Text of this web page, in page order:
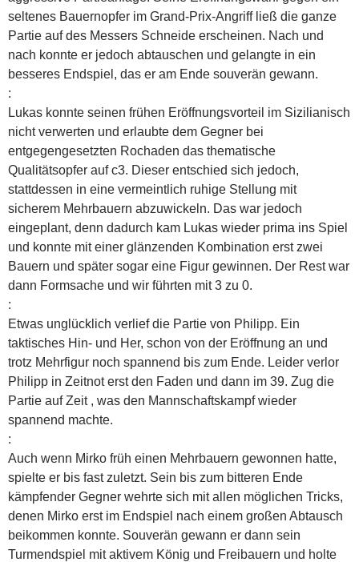
seltenes Bauernopfer im Grand-Prix-Angriff ließ die ganze
Partie auf des Messers Schneide erscheinen. Nach und
nach konnte er jedoch abtauschen und gelangte in ein
besseres Endspiel, das er am Ende souverän gewann.
:
Lukas konnte seinen frühen Eröffnungsvorteil im Sizilianisch
nicht verwerten und erlaubte dem Gegner bei
entgegengesetzten Rochaden das thematische
Qualitätsopfer auf c3. Dieser entschied sich jedoch,
stattdessen in eine vermeintlich ruhige Stellung mit
sicherem Mehrbauern abzuwickeln. Das war jedoch
eingeplant, denn dadurch kam Lukas wieder prima ins Spiel
und konnte mit einer glänzenden Kombination erst zwei
Bauern und später sogar eine Figur gewinnen. Der Rest war
dann Formsache und wir führten mit 3 zu 0.
:
Etwas unglücklich verlief die Partie von Philipp. Ein
taktisches Hin- und Her, schon von der Eröffnung an und
trotz Mehrfigur noch spannend bis zum Ende. Leider verlor
Philipp in Zeitnot erst den Faden und dann im 39. Zug die
Partie auf Zeit , was den Mannschaftskampf wieder
spannend machte.
:
Auch wenn Mirko früh einen Mehrbauern gewonnen hatte,
spielte er bis fast zuletzt. Sein bis zum bitteren Ende
kämpfender Gegner wehrte sich mit allen möglichen Tricks,
denen Mirko erst im Endspiel nach einem großen Abtausch
beikommen konnte. Souverän gewann er dann sein
Turmendspiel mit aktivem König und Freibauern und holte